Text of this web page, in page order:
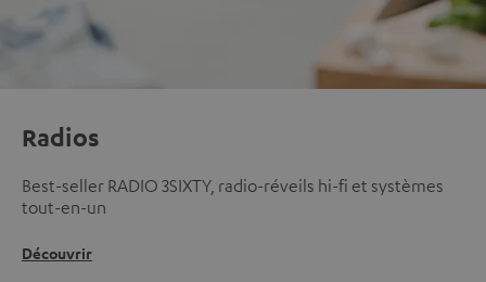
Radios
Best-seller RADIO 3SIXTY, radio-réveils hi-fi et systèmes
tout-en-un
Découvrir